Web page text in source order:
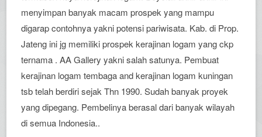
menyimpan banyak macam prospek yang mampu
digarap contohnya yakni potensi pariwisata. Kab. di Prop.
Jateng ini jg memiliki prospek kerajinan logam yang ckp
ternama . AA Gallery yakni salah satunya. Pembuat
kerajinan logam tembaga and kerajinan logam kuningan
tsb telah berdiri sejak Thn 1990. Sudah banyak proyek
yang dipegang. Pembelinya berasal dari banyak wilayah
di semua Indonesia..